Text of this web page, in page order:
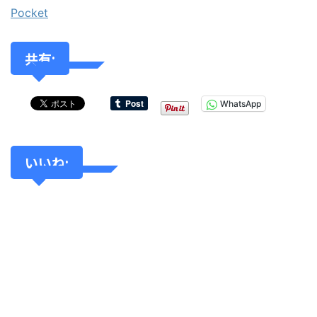
Pocket
共有:
WhatsApp
いいね: